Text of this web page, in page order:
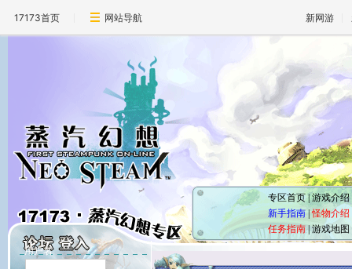
17173首页 网站导航 新网游
专区首页| 游戏介绍
新手指南 |怪物介绍
任务指南|游戏地图
用户名